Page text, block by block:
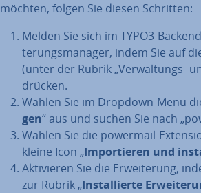
möchten, folgen Sie diesen Schritten:
Melden Sie sich im TYPO3-
te­rungs­ma­na­ger, indem Sie auf
(unter der Rubrik „Ver­wal­tungs-
drücken.
Wählen Sie im Dropdown-Menü
gen“ aus und suchen Sie nach
Wählen Sie die powermail-
kleine Icon „Im­por­tie­ren und
Ak­ti­vie­ren Sie die Er­wei­te­rung,
zur Rubrik „In­stal­lier­te